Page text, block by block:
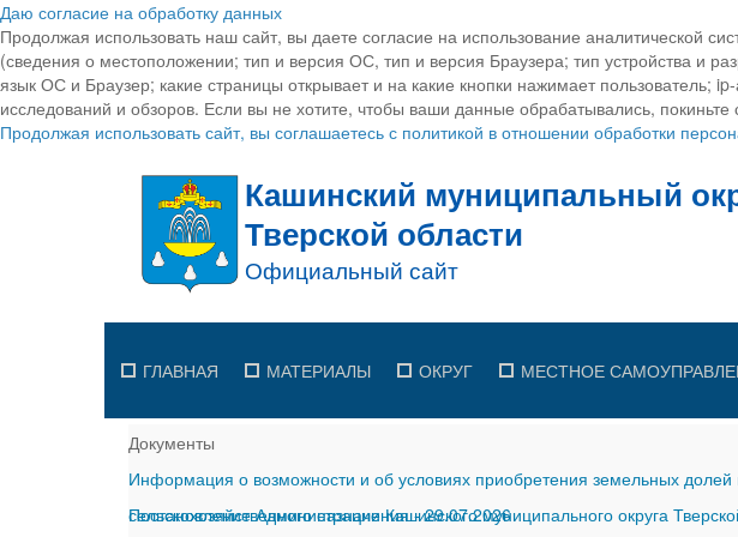
Даю согласие на обработку данных
Продолжая использовать наш сайт, вы даете согласие на использование аналитической
(сведения о местоположении; тип и версия ОС, тип и версия Браузера; тип устройства и
язык ОС и Браузер; какие страницы открывает и на какие кнопки нажимает пользователь;
исследований и обзоров. Если вы не хотите, чтобы ваши данные обрабатывались, покиньте
Продолжая использовать сайт, вы соглашаетесь с политикой в отношении обработки
ГЛАВНАЯ МАТЕРИАЛЫ ОКРУГ МЕСТНОЕ
Документы
Информация о возможности и об условиях приобретения земельных
сельскохозяйственного назначения-29.07.2026
Постановление Администрации Кашинского муниципального округа